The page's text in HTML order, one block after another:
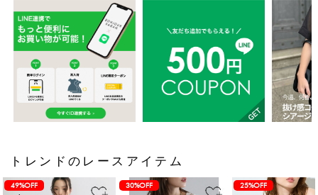
トレンドのレースアイテム
49%OFF 30%OFF 25%OFF